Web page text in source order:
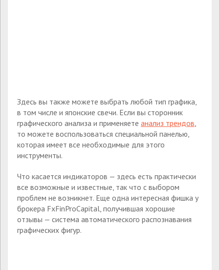
Здесь вы также можете выбрать любой тип графика,
в том числе и японские свечи. Если вы сторонник
графического анализа и применяете анализ трендов,
то можете воспользоваться специальной панелью,
которая имеет все необходимые для этого
инструменты.
Что касается индикаторов — здесь есть практически
все возможные и известные, так что с выбором
проблем не возникнет. Еще одна интересная фишка у
брокера FxFinProCapital, получившая хорошие
отзывы — система автоматического распознавания
графических фигур.